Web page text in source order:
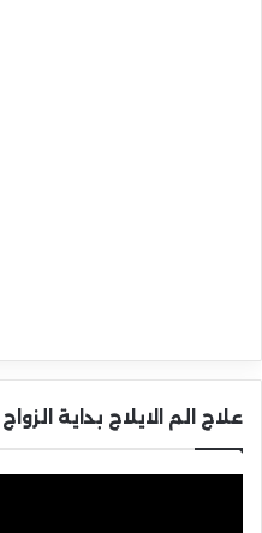
علاج الم الايلاج بداية